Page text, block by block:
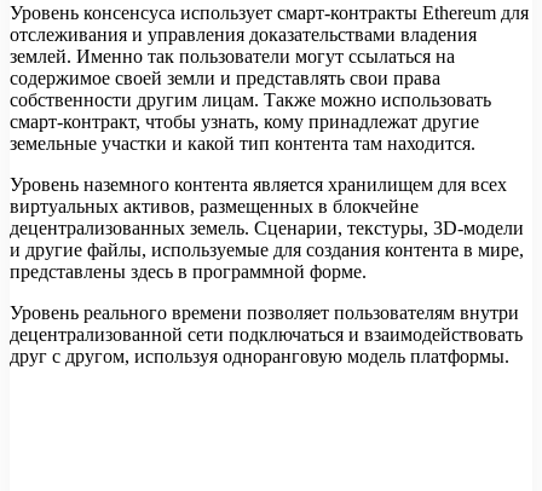
Уровень консенсуса использует смарт-контракты Ethereum для
отслеживания и управления доказательствами владения
землей. Именно так пользователи могут ссылаться на
содержимое своей земли и представлять свои права
собственности другим лицам. Также можно использовать
смарт-контракт, чтобы узнать, кому принадлежат другие
земельные участки и какой тип контента там находится.
Уровень наземного контента является хранилищем для всех
виртуальных активов, размещенных в блокчейне
децентрализованных земель. Сценарии, текстуры, 3D-модели
и другие файлы, используемые для создания контента в мире,
представлены здесь в программной форме.
Уровень реального времени позволяет пользователям внутри
децентрализованной сети подключаться и взаимодействовать
друг с другом, используя одноранговую модель платформы.